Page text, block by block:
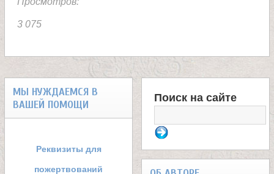
л
и
м
3 075
МЫ НУЖДАЕМСЯ В
ВАШЕЙ ПОМОЩИ
Реквизиты для
пожертвований
Ф
о
Поиск на сайте